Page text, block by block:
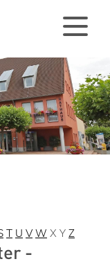
T U V W X Y Z
-